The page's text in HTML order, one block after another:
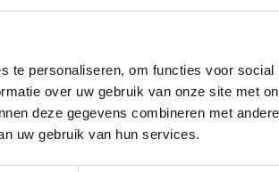
te personaliseren, om functies voor
over uw gebruik van onze site met
deze gegevens combineren met
uw gebruik van hun services.